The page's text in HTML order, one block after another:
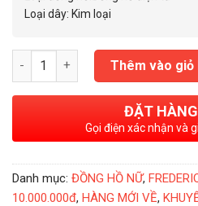
Loại dây: Kim loại
Đồng Hồ Nữ Frederique Constant
Thêm vào giỏ
ĐẶT
Gọi điện xác nhận và
Danh mục: ĐỒNG HỒ NỮ,
10.000.000đ, HÀNG MỚI VỀ,